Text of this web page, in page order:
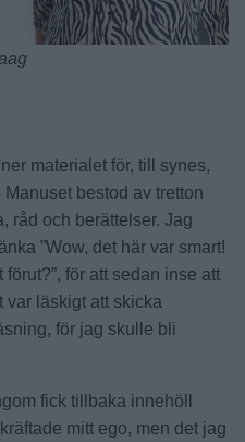
materialet för, till synes,
bestod av tretton
råd och berättelser. Jag
”Wow, det här var smart!
för att sedan inse att
var läskigt att skicka
för jag skulle bli
fick tillbaka innehöll
mitt ego, men det jag